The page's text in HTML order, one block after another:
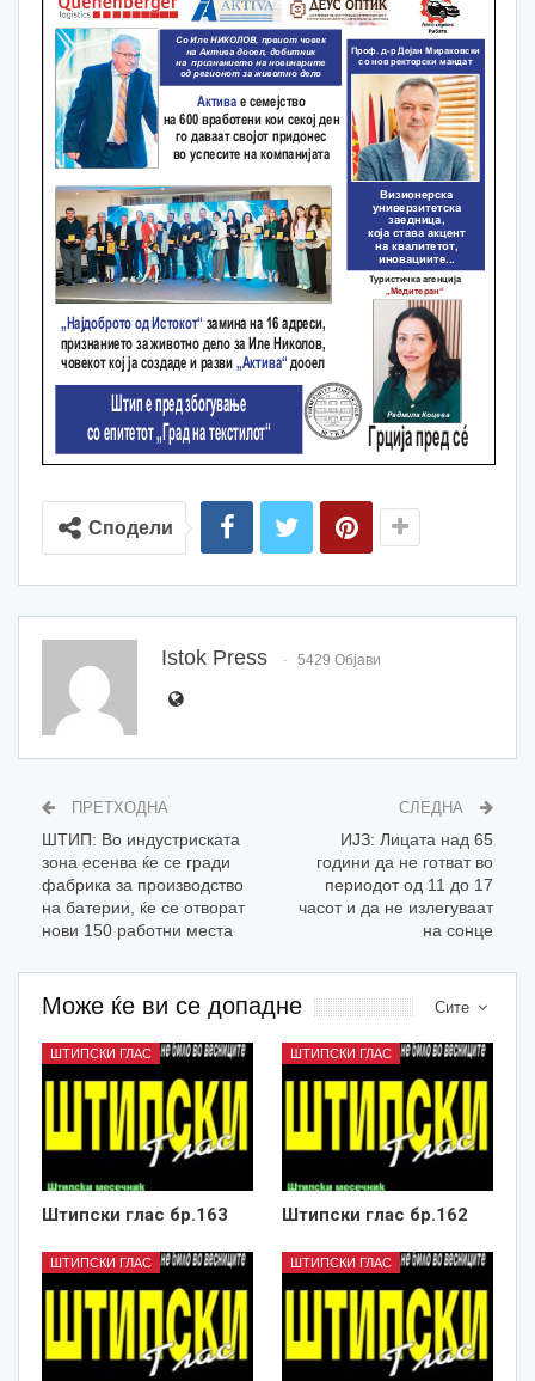
Сподели
Istok Press 5429 Објави
ПРЕТХОДНА
ШТИП: Во индустриската
зона eсенва ќе се гради
фабрика за производство
на батерии, ќе се отворат
нови 150 работни места
СЛЕДНА
ИЈЗ: Лицата над 65
години да не готват во
периодот од 11 до 17
часот и да не излегуваат
на сонце
Сите
Може ќе ви се допадне
ШТИПСКИ ГЛАС
Штипски глас бр.163
ШТИПСКИ ГЛАС
Штипски глас бр.162
ШТИПСКИ ГЛАС ШТИПСКИ ГЛАС